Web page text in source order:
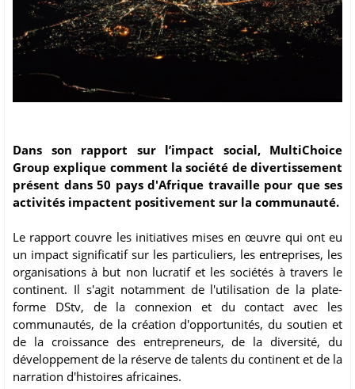
Dans son rapport sur l’impact social, MultiChoice
Group explique comment la société de divertissement
présent dans 50 pays d'Afrique travaille pour que ses
activités impactent positivement sur la communauté.
Le rapport couvre les initiatives mises en œuvre qui ont eu
un impact significatif sur les particuliers, les entreprises, les
organisations à but non lucratif et les sociétés à travers le
continent. Il s'agit notamment de l'utilisation de la plate-
forme DStv, de la connexion et du contact avec les
communautés, de la création d'opportunités, du soutien et
de la croissance des entrepreneurs, de la diversité, du
développement de la réserve de talents du continent et de la
narration d'histoires africaines.